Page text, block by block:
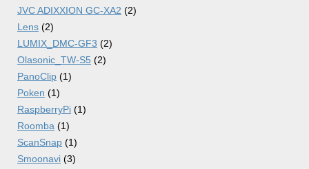
JVC ADIXXION GC-XA2 (2)
Lens (2)
LUMIX_DMC-GF3 (2)
Olasonic_TW-S5 (2)
PanoClip (1)
Poken (1)
RaspberryPi (1)
Roomba (1)
ScanSnap (1)
Smoonavi (3)